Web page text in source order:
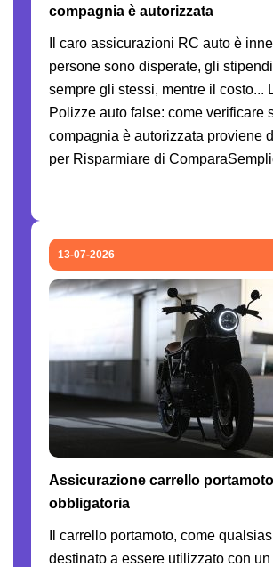
compagnia è autorizzata
Il caro assicurazioni RC auto è
persone sono disperate, gli
sempre gli stessi, mentre il costo...
Polizze auto false: come verificare
compagnia è autorizzata proviene
per Risparmiare di
13-07-2026
Assicurazione carrello
obbligatoria
Il carrello portamoto, come
destinato a essere utilizzato con